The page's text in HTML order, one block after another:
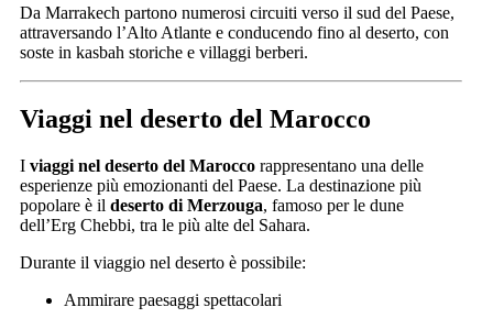
Da Marrakech partono numerosi circuiti verso il sud del Paese,
attraversando l’Alto Atlante e conducendo fino al deserto, con
soste in kasbah storiche e villaggi berberi.
Viaggi nel deserto del Marocco
I viaggi nel deserto del Marocco rappresentano una delle
esperienze più emozionanti del Paese. La destinazione più
popolare è il deserto di Merzouga, famoso per le dune
dell’Erg Chebbi, tra le più alte del Sahara.
Durante il viaggio nel deserto è possibile:
Ammirare paesaggi spettacolari